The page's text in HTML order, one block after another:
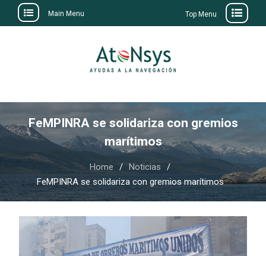
Main Menu Top Menu
FeMPINRA se solidariza con gremios
marítimos
Home
Noticias
FeMPINRA se solidariza con gremios marítimos